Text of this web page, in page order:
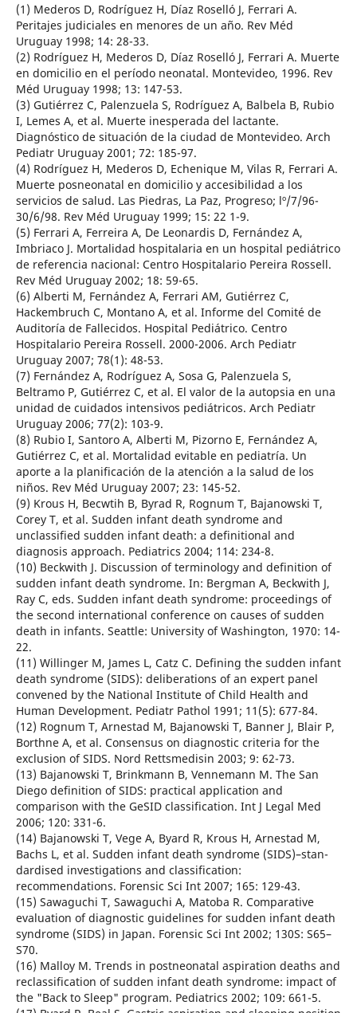
(1) Mederos D, Rodríguez H, Díaz Roselló J, Ferrari A.
Peritajes judiciales en menores de un año. Rev Méd
Uruguay 1998; 14: 28-33.
(2) Rodríguez H, Mederos D, Díaz Roselló J, Ferrari A. Muerte
en domicilio en el período neonatal. Montevideo, 1996. Rev
Méd Uruguay 1998; 13: 147-53.
(3) Gutiérrez C, Palenzuela S, Rodríguez A, Balbela B, Rubio
I, Lemes A, et al. Muerte inesperada del lactante.
Diagnóstico de situación de la ciudad de Montevideo. Arch
Pediatr Uruguay 2001; 72: 185-97.
(4) Rodríguez H, Mederos D, Echenique M, Vilas R, Ferrari A.
Muerte posneonatal en domicilio y accesibilidad a los
servicios de salud. Las Piedras, La Paz, Progreso; lº/7/96-
30/6/98. Rev Méd Uruguay 1999; 15: 22 1-9.
(5) Ferrari A, Ferreira A, De Leonardis D, Fernández A,
Imbriaco J. Mortalidad hospitalaria en un hospital pediátrico
de referencia nacional: Centro Hospitalario Pereira Rossell.
Rev Méd Uruguay 2002; 18: 59-65.
(6) Alberti M, Fernández A, Ferrari AM, Gutiérrez C,
Hackembruch C, Montano A, et al. Informe del Comité de
Auditoría de Fallecidos. Hospital Pediátrico. Centro
Hospitalario Pereira Rossell. 2000-2006. Arch Pediatr
Uruguay 2007; 78(1): 48-53.
(7) Fernández A, Rodríguez A, Sosa G, Palenzuela S,
Beltramo P, Gutiérrez C, et al. El valor de la autopsia en una
unidad de cuidados intensivos pediátricos. Arch Pediatr
Uruguay 2006; 77(2): 103-9.
(8) Rubio I, Santoro A, Alberti M, Pizorno E, Fernández A,
Gutiérrez C, et al. Mortalidad evitable en pediatría. Un
aporte a la planificación de la atención a la salud de los
niños. Rev Méd Uruguay 2007; 23: 145-52.
(9) Krous H, Becwtih B, Byrad R, Rognum T, Bajanowski T,
Corey T, et al. Sudden infant death syndrome and
unclassified sudden infant death: a definitional and
diagnosis approach. Pediatrics 2004; 114: 234-8.
(10) Beckwith J. Discussion of terminology and definition of
sudden infant death syndrome. In: Bergman A, Beckwith J,
Ray C, eds. Sudden infant death syndrome: proceedings of
the second international conference on causes of sudden
death in infants. Seattle: University of Washington, 1970: 14-
22.
(11) Willinger M, James L, Catz C. Defining the sudden infant
death syndrome (SIDS): deliberations of an expert panel
convened by the National Institute of Child Health and
Human Development. Pediatr Pathol 1991; 11(5): 677-84.
(12) Rognum T, Arnestad M, Bajanowski T, Banner J, Blair P,
Borthne A, et al. Consensus on diagnostic criteria for the
exclusion of SIDS. Nord Rettsmedisin 2003; 9: 62-73.
(13) Bajanowski T, Brinkmann B, Vennemann M. The San
Diego definition of SIDS: practical application and
comparison with the GeSID classification. Int J Legal Med
2006; 120: 331-6.
(14) Bajanowski T, Vege A, Byard R, Krous H, Arnestad M,
Bachs L, et al. Sudden infant death syndrome (SIDS)–stan-
dardised investigations and classification:
recommendations. Forensic Sci Int 2007; 165: 129-43.
(15) Sawaguchi T, Sawaguchi A, Matoba R. Comparative
evaluation of diagnostic guidelines for sudden infant death
syndrome (SIDS) in Japan. Forensic Sci Int 2002; 130S: S65–
S70.
(16) Malloy M. Trends in postneonatal aspiration deaths and
reclassification of sudden infant death syndrome: impact of
the "Back to Sleep" program. Pediatrics 2002; 109: 661-5.